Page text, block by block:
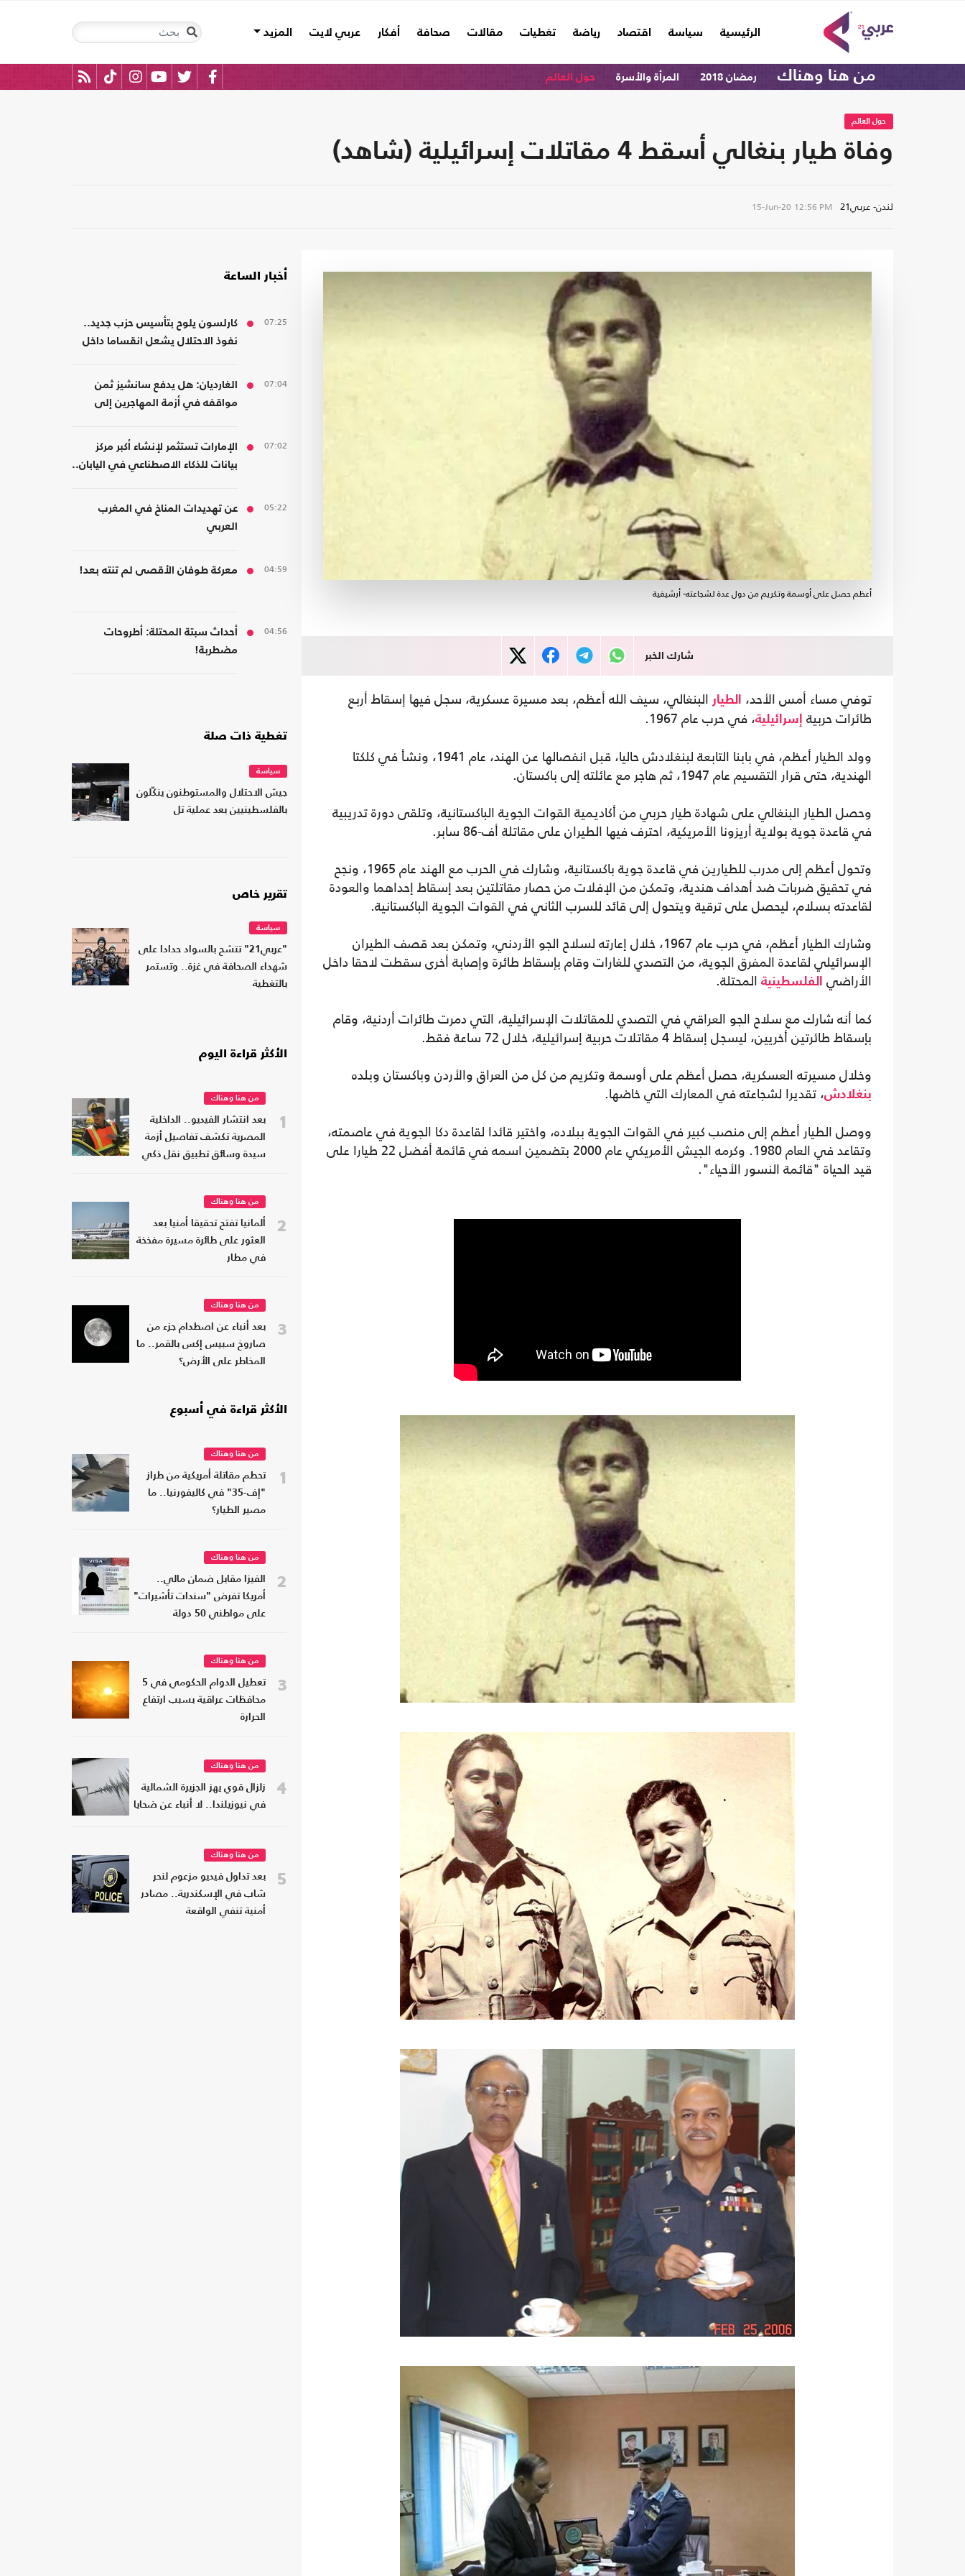
الرئيسية
(current) سياسة اقتصاد رياضة تغطيات مقالات صحافة أفكار عربي لايت المزيد
من هنا وهناك رمضان 2018 المرأة والأسرة حول العالم
حول العالم
وفاة طيار بنغالي أسقط 4 مقاتلات إسرائيلية (شاهد)
لندن- عربي21 15-Jun-20 12:56 PM
أعظم حصل على أوسمة وتكريم من دول عدة لشجاعته- أرشيفية
شارك الخبر
توفي مساء أمس الأحد، الطيار البنغالي، سيف الله أعظم، بعد مسيرة عسكرية، سجل فيها إسقاط أربع
طائرات حربية
إسرائيلية، في حرب عام 1967.
وولد الطيار أعظم، في بابنا التابعة لبنغلادش حاليا، قبل انفصالها عن الهند، عام 1941، ونشأ في كلكتا
الهندية، حتى قرار التقسيم عام 1947، ثم هاجر مع عائلته إلى باكستان.
وحصل الطيار البنغالي على شهادة طيار حربي من أكاديمية القوات الجوية الباكستانية، وتلقى دورة تدريبية
في قاعدة جوية بولاية أريزونا الأمريكية، احترف فيها الطيران على مقاتلة أف-86 سابر.
وتحول أعظم إلى مدرب للطيارين في قاعدة جوية باكستانية، وشارك في الحرب مع الهند عام 1965، ونجح
في تحقيق ضربات ضد أهداف هندية، وتمكن من الإفلات من حصار مقاتلتين بعد إسقاط إحداهما والعودة
لقاعدته بسلام، ليحصل على ترقية ويتحول إلى قائد للسرب الثاني في القوات الجوية الباكستانية.
وشارك الطيار أعظم، في حرب عام 1967، خلال إعارته لسلاح الجو الأردني، وتمكن بعد قصف الطيران
الإسرائيلي لقاعدة المفرق الجوية، من التصدي للغارات وقام بإسقاط طائرة وإصابة أخرى سقطت لاحقا داخل
الأراضي
الفلسطينية المحتلة.
كما أنه شارك مع سلاح الجو العراقي في التصدي للمقاتلات الإسرائيلية، التي دمرت طائرات أردنية، وقام
بإسقاط طائرتين أخريين، ليسجل إسقاط 4 مقاتلات حربية إسرائيلية، خلال 72 ساعة فقط.
وخلال مسيرته العسكرية، حصل أعظم على أوسمة وتكريم من كل من العراق والأردن وباكستان وبلده
بنغلادش، تقديرا لشجاعته في المعارك التي خاضها.
ووصل الطيار أعظم إلى منصب كبير في القوات الجوية ببلاده، واختير قائدا لقاعدة دكا الجوية في عاصمته،
وتقاعد في العام 1980. وكرمه الجيش الأمريكي عام 2000 بتضمين اسمه في قائمة أفضل 22 طيارا على
قيد الحياة "قائمة النسور الأحياء".
أخبار الساعة
07:25
كارلسون يلوح بتأسيس حزب جديد..
نفوذ الاحتلال يشعل انقساما داخل
07:04
الغارديان: هل يدفع سانشيز ثمن
مواقفه في أزمة المهاجرين إلى
07:02
الإمارات تستثمر لإنشاء أكبر مركز
بيانات للذكاء الاصطناعي في اليابان..
05:22
عن تهديدات المناخ في المغرب
العربي
04:59 معركة طوفان الأقصى لم تنته بعد!
04:56
أحداث سبتة المحتلة: أطروحات
مضطربة!
تغطية ذات صلة
سياسة
جيش الاحتلال والمستوطنون ينكّلون
بالفلسطينيين بعد عملية تل
تقرير خاص
سياسة
"عربي21" تتشح بالسواد حدادا على
شهداء الصحافة في غزة.. وتستمر
بالتغطية
الأكثر قراءة اليوم
1
من هنا وهناك
بعد انتشار الفيديو.. الداخلية
المصرية تكشف تفاصيل أزمة
سيدة وسائق تطبيق نقل ذكي
2
من هنا وهناك
ألمانيا تفتح تحقيقا أمنيا بعد
العثور على طائرة مسيرة مفخخة
في مطار
3
من هنا وهناك
بعد أنباء عن اصطدام جزء من
صاروخ سبيس إكس بالقمر.. ما
المخاطر على الأرض؟
الأكثر قراءة في أسبوع
1
من هنا وهناك
تحطم مقاتلة أمريكية من طراز
"إف-35" في كاليفورنيا.. ما
مصير الطيار؟
2
من هنا وهناك
الفيزا مقابل ضمان مالي..
أمريكا تفرض "سندات تأشيرات"
على مواطني 50 دولة
3
من هنا وهناك
تعطيل الدوام الحكومي في 5
محافظات عراقية بسبب ارتفاع
الحرارة
4
من هنا وهناك
زلزال قوي يهز الجزيرة الشمالية
في نيوزيلندا.. لا أنباء عن ضحايا
5
من هنا وهناك
بعد تداول فيديو مزعوم لنحر
شاب في الإسكندرية.. مصادر
أمنية تنفي الواقعة